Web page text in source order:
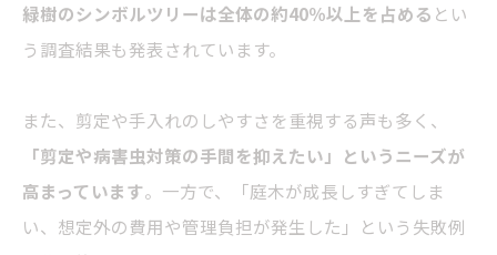
緑樹のシンボルツリーは全体の約40％以上を占める とい
う調査結果も発表されています。
また、剪定や手入れのしやすさを重視する声も多く、
「剪定や病害虫対策の手間を抑えたい」というニーズが
高まっています。一方で、「庭木が成長しすぎてしま
い、想定外の費用や管理負担が発生した」という失敗例